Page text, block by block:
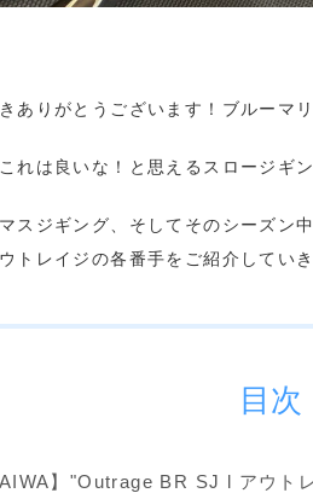
ありがとうございます！ブルーマ
れは良いな！と思えるスロージギ
スジギング、そしてそのシーズン
トレイジの各番手をご紹介していき
目次
】"Outrage BR SJ l アウト